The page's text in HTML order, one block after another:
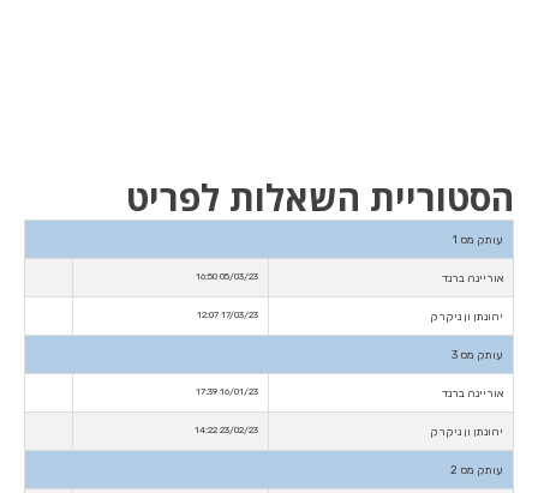
הסטוריית השאלות לפריט
עותק מס 1
אוריינה ברנד 05/03/23 16:50
יהונתן ון ניקרק 17/03/23 12:07
עותק מס 3
אוריינה ברנד 16/01/23 17:39
יהונתן ון ניקרק 23/02/23 14:22
עותק מס 2